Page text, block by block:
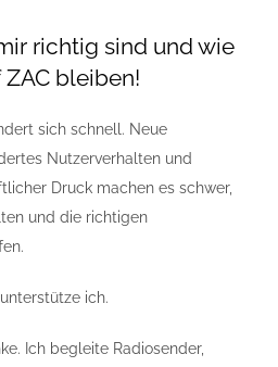
richtig sind und wie
ZAC bleiben!
sich schnell. Neue
Nutzerverhalten und
Druck machen es schwer,
und die richtigen
ich.
Ich begleite Radiosender,